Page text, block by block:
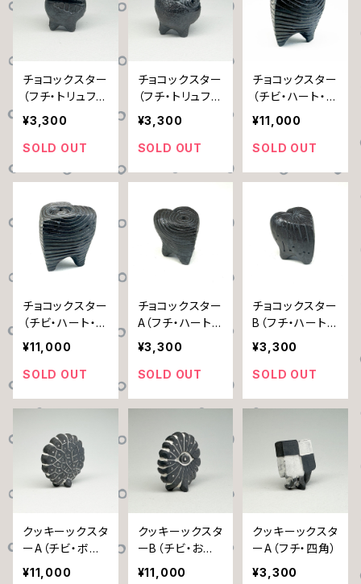
チョコックスター
（フチ・トリュフ）
D
¥3,300
SOLD OUT
チョコックスター
（フチ・トリュフ）
E
¥3,300
SOLD OUT
チョコックスター
（チビ・ハート・お
目目）
¥11,000
SOLD OUT
チョコックスター
（チビ・ハート・ぐ
るぐる）
¥11,000
SOLD OUT
チョコックスター
A（フチ・ハート・
ぐるぐる）
¥3,300
SOLD OUT
チョコックスター
B（フチ・ハート・
雨だれ）
¥3,300
SOLD OUT
クッキーックスタ
ーA（チビ・ボロ
ノイ）
¥11,000
クッキーックスタ
ーB（チビ・お目
目／お口）
¥11,000
クッキーックスタ
ーA（フチ・四角）
¥3,300